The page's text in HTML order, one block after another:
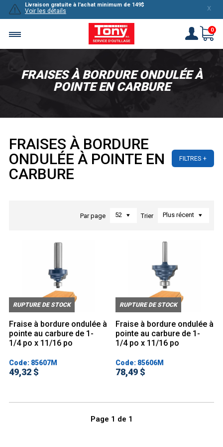
Livraison gratuite à l'achat minimum de 149$
Voir les détails X
0
FRAISES À BORDURE ONDULÉE À
POINTE EN CARBURE
FRAISES À BORDURE
ONDULÉE À POINTE EN
CARBURE
FILTRES
Par page 52 Trier Plus récent
RUPTURE DE STOCK
Fraise à bordure ondulée à
pointe au carbure de 1-
1/4 po x 11/16 po
Code: 85607M
49,32 $
RUPTURE DE STOCK
Fraise à bordure ondulée à
pointe au carbure de 1-
1/4 po x 11/16 po
Code: 85606M
78,49 $
Page 1 de 1